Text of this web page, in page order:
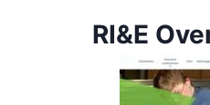
RI&E